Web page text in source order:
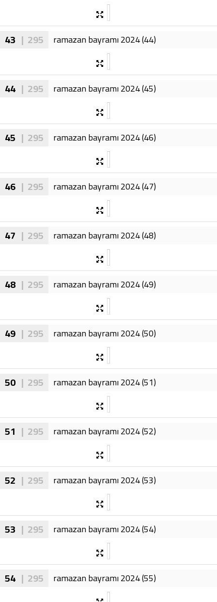
43 | 295 ramazan bayramı 2024 (44)
44 | 295 ramazan bayramı 2024 (45)
45 | 295 ramazan bayramı 2024 (46)
46 | 295 ramazan bayramı 2024 (47)
47 | 295 ramazan bayramı 2024 (48)
48 | 295 ramazan bayramı 2024 (49)
49 | 295 ramazan bayramı 2024 (50)
50 | 295 ramazan bayramı 2024 (51)
51 | 295 ramazan bayramı 2024 (52)
52 | 295 ramazan bayramı 2024 (53)
53 | 295 ramazan bayramı 2024 (54)
54 | 295 ramazan bayramı 2024 (55)